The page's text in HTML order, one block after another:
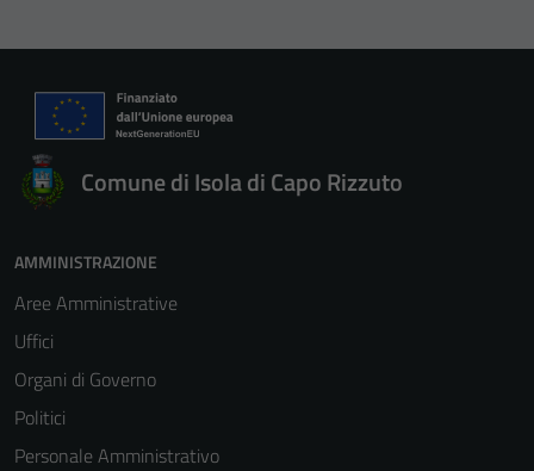
Comune di Isola di Capo Rizzuto
AMMINISTRAZIONE
Aree Amministrative
Uffici
Organi di Governo
Politici
Personale Amministrativo